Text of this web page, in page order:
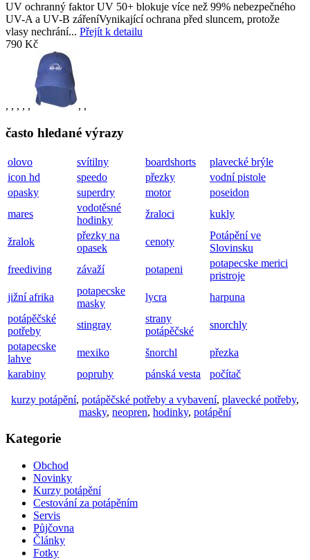
UV ochranný faktor UV 50+ blokuje více než 99% nebezpečného
UV-A a UV-B zářeníVynikající ochrana před sluncem, protože
vlasy nechrání... Přejít k detailu
790 Kč
, , , , , , ,
často hledané výrazy
olovo svítilny boardshorts
plavecké brýle
icon hd
speedo přezky
vodní pistole
opasky
superdry motor
poseidon
mares
vodotěsné
hodinky
žraloci kukly
žralok
přezky na
opasek
cenoty
Potápění ve
Slovinsku
freediving
závaží potapeni
potapecske merici
pristroje
jižní afrika
potapecske
masky
lycra
harpuna
potápěčské
potřeby
stingray
strany
potápěčské
snorchly
potapecske
lahve
mexiko šnorchl
přezka
karabiny
popruhy pánská vesta počítač
kurzy potápění, potápěčské potřeby a vybavení, plavecké potřeby,
masky, neopren, hodinky, potápění
Kategorie
Obchod
Novinky
Kurzy potápění
Cestování za potápěním
Servis
Půjčovna
Články
Fotky